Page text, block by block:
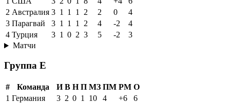
2 Австралия 3 1 1 1 2 2 0
4
3 Парагвай 3 1 1 1 2 4 -2
4
4 Турция 3 1 0 2 3 5 -2
3
Матчи
Группа E
# Команда И В Н П МЗ ПМ РМ О
1 Германия 3 2 0 1 10 4 +6
6